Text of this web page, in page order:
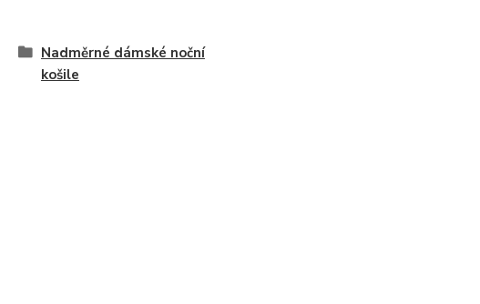
Nadměrné dámské noční
košile